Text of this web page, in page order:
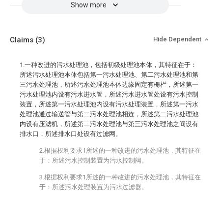
Show more
Claims (3) Hide Dependent
1.一种改进的污水处理池，包括初级处理池本体，其特征在于：
所述污水处理池本体包括第一污水处理池、第二污水处理池和第
三污水处理池，所述污水处理池本体边缘固定有栅栏，所述第一
污水处理池内设有污水进水管，所述污水进水管处设有污水控制
装置，所述第一污水处理池内设有污水处理装置，所述第一污水
处理池通过输送管与第二污水处理池相连，所述第二污水处理池
内设有压滤机，所述第二污水处理池与第三污水处理池之间设有
排水口，所述排水口处设有过滤网。
2.根据权利要求1所述的一种改进的污水处理池，其特征在
于：所述污水控制装置为污水控制阀。
3.根据权利要求1所述的一种改进的污水处理池，其特征在
于：所述污水处理装置为污水过滤器。